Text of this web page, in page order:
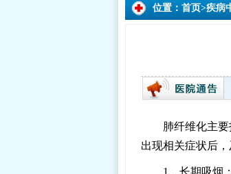
位置： 首页>疾病
就诊时间：周一至周日 8:00—17:30
肺纤维化主
出现相关症状后
1、长期吸烟